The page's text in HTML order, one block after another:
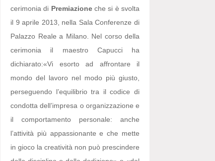
cerimonia di Premiazioneche si è svolta
il 9 aprile 2013, nella Sala Conferenze di
Palazzo Reale a Milano. Nel corso della
cerimonia il maestro Capucci ha
dichiarato:«Vi esorto ad affrontare il
mondo del lavoro nel modo più giusto,
perseguendo l’equilibrio tra il codice di
condotta dell’impresa o organizzazione e
il comportamento personale: anche
l’attività più appassionante e che mette
in gioco la creatività non può prescindere